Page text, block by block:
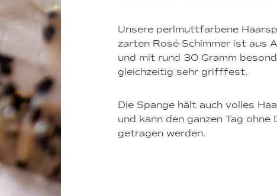
Unsere perlmuttfarbene
zarten Rosé-Schimmer ist aus
und mit rund 30 Gramm
gleichzeitig sehr grifffest.
Die Spange hält auch volles
und kann den ganzen Tag ohne
getragen werden.